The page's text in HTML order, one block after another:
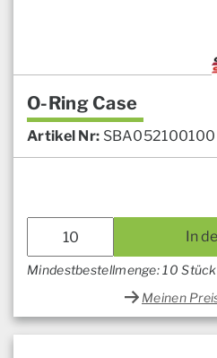
O-Ring Case
Artikel Nr: SBA052100100
In
Mindestbestellmenge: 10 Stück
Meinen